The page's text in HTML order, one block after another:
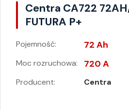
Centra CA722
FUTURA P+
Pojemność: 72 Ah
Moc rozruchowa: 720 A
Producent: Centra